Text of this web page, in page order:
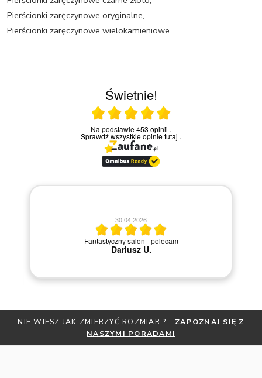
Pierścionki zaręczynowe oryginalne,
Pierścionki zaręczynowe wielokamieniowe
Świetnie!
Ocena średnia 5 na 5
Na podstawie453 opinii .
Sprawdź wszystkie opinietutaj .
20.04.2026
Szybka i sprawna obsługa.
NIE WIESZ JAK ZMIERZYĆ ROZMIAR ? - ZAPOZNAJ SIĘ Z
NASZYMI PORADAMI